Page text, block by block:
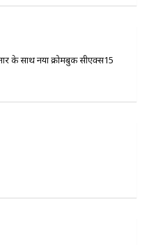
के साथ नया क्रोमबुक सीएक्स15